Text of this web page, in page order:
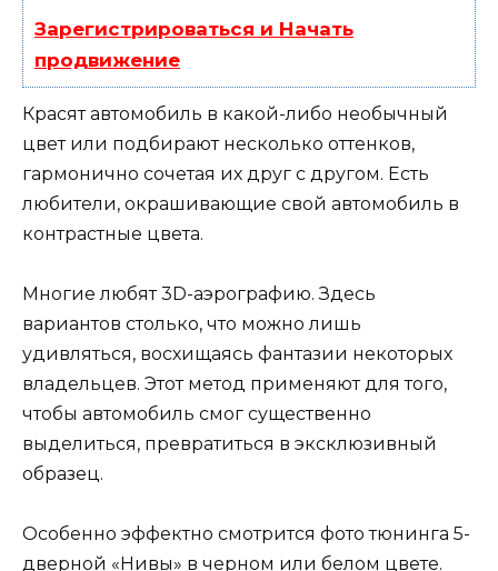
Зарегистрироваться и Начать
продвижение
Красят автомобиль в какой-либо необычный
цвет или подбирают несколько оттенков,
гармонично сочетая их друг с другом. Есть
любители, окрашивающие свой автомобиль в
контрастные цвета.
Многие любят 3D-аэрографию. Здесь
вариантов столько, что можно лишь
удивляться, восхищаясь фантазии некоторых
владельцев. Этот метод применяют для того,
чтобы автомобиль смог существенно
выделиться, превратиться в эксклюзивный
образец.
Особенно эффектно смотрится фото тюнинга 5-
дверной «Нивы» в черном или белом цвете.